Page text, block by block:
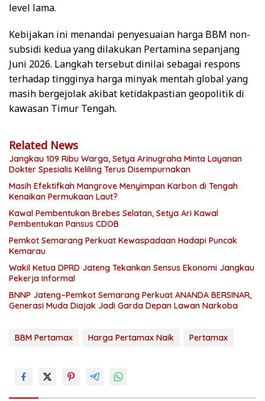
level lama.
Kebijakan ini menandai penyesuaian harga BBM non-
subsidi kedua yang dilakukan Pertamina sepanjang
Juni 2026. Langkah tersebut dinilai sebagai respons
terhadap tingginya harga minyak mentah global yang
masih bergejolak akibat ketidakpastian geopolitik di
kawasan Timur Tengah.
Related News
Jangkau 109 Ribu Warga, Setya Arinugraha Minta Layanan
Dokter Spesialis Keliling Terus Disempurnakan
Masih Efektifkah Mangrove Menyimpan Karbon di Tengah
Kenaikan Permukaan Laut?
Kawal Pembentukan Brebes Selatan, Setya Ari Kawal
Pembentukan Pansus CDOB
Pemkot Semarang Perkuat Kewaspadaan Hadapi Puncak
Kemarau
Wakil Ketua DPRD Jateng Tekankan Sensus Ekonomi Jangkau
Pekerja Informal
BNNP Jateng–Pemkot Semarang Perkuat ANANDA BERSINAR,
Generasi Muda Diajak Jadi Garda Depan Lawan Narkoba
BBM Pertamax Harga Pertamax Naik Pertamax